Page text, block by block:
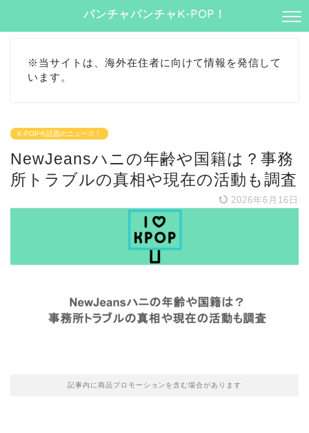
パンチャパンチャK-POP！
※当サイトは、海外在住者に向けて情報を発信して
います。
K-POP今話題のニュース！
NewJeansハニの年齢や国籍は？事務
所トラブルの真相や現在の活動も調査
2026年6月16日
記事内に商品プロモーションを含む場合があります